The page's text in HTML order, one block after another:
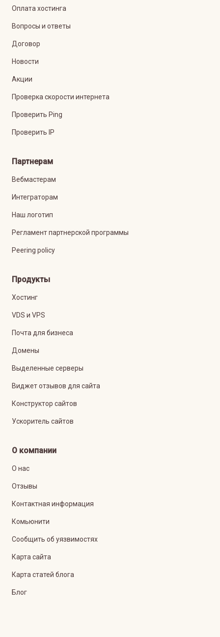
Оплата хостинга
Вопросы и ответы
Договор
Новости
Акции
Проверка скорости интернета
Проверить Ping
Проверить IP
Партнерам
Вебмастерам
Интеграторам
Наш логотип
Регламент партнерской программы
Peering policy
Продукты
Хостинг
VDS и VPS
Почта для бизнеса
Домены
Выделенные серверы
Виджет отзывов для сайта
Конструктор сайтов
Ускоритель сайтов
О компании
О нас
Отзывы
Контактная информация
Комьюнити
Сообщить об уязвимостях
Карта сайта
Карта статей блога
Блог